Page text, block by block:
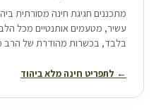
מתכננים חגיגת חינה מסורתית ב
בלבד, בכשרות מהודרת של הרב
← לתפריט חינה מלא ביהוד